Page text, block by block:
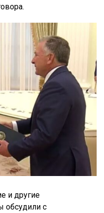
и другие
обсудили с